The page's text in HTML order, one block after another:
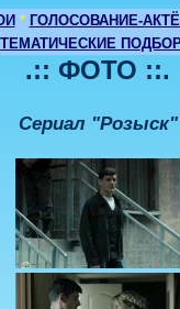
* ГОЛОСОВАНИЕ-
ТЕМАТИЧЕСКИЕ
.:: ФОТО ::.
Сериал "Розыск"